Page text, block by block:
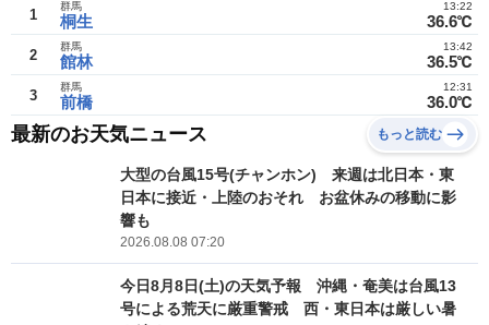
1 桐生
群馬
36.6℃
13:22
2 館林
群馬
36.5℃
13:42
3 前橋
群馬
36.0℃
12:31
最新のお天気ニュース もっと読む
大型の台風15号(チャンホン) 来週は北日本・東
日本に接近・上陸のおそれ お盆休みの移動に影
響も
2026.08.08 07:20
今日8月8日(土)の天気予報 沖縄・奄美は台風13
号による荒天に厳重警戒 西・東日本は厳しい暑